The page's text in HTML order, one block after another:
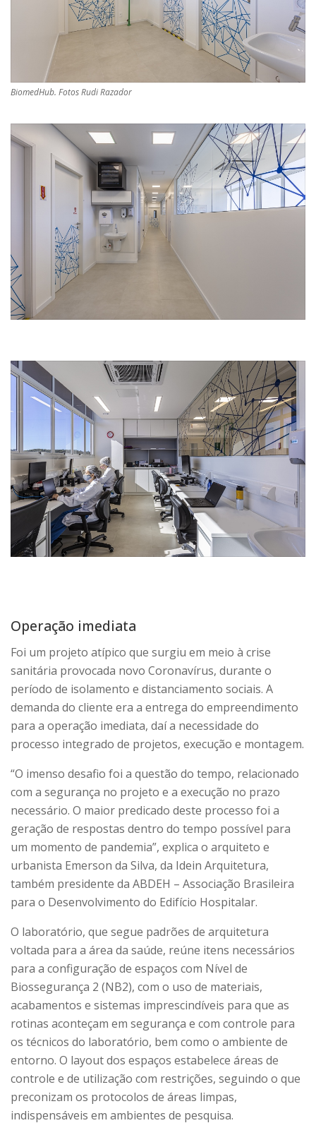
BiomedHub. Fotos Rudi Razador
Operação imediata
Foi um projeto atípico que surgiu em meio à crise
sanitária provocada novo Coronavírus, durante o
período de isolamento e distanciamento sociais. A
demanda do cliente era a entrega do empreendimento
para a operação imediata, daí a necessidade do
processo integrado de projetos, execução e montagem.
“O imenso desafio foi a questão do tempo, relacionado
com a segurança no projeto e a execução no prazo
necessário. O maior predicado deste processo foi a
geração de respostas dentro do tempo possível para
um momento de pandemia”, explica o arquiteto e
urbanista Emerson da Silva, da Idein Arquitetura,
também presidente da ABDEH – Associação Brasileira
para o Desenvolvimento do Edifício Hospitalar.
O laboratório, que segue padrões de arquitetura
voltada para a área da saúde, reúne itens necessários
para a configuração de espaços com Nível de
Biossegurança 2 (NB2), com o uso de materiais,
acabamentos e sistemas imprescindíveis para que as
rotinas aconteçam em segurança e com controle para
os técnicos do laboratório, bem como o ambiente de
entorno. O layout dos espaços estabelece áreas de
controle e de utilização com restrições, seguindo o que
preconizam os protocolos de áreas limpas,
indispensáveis em ambientes de pesquisa.